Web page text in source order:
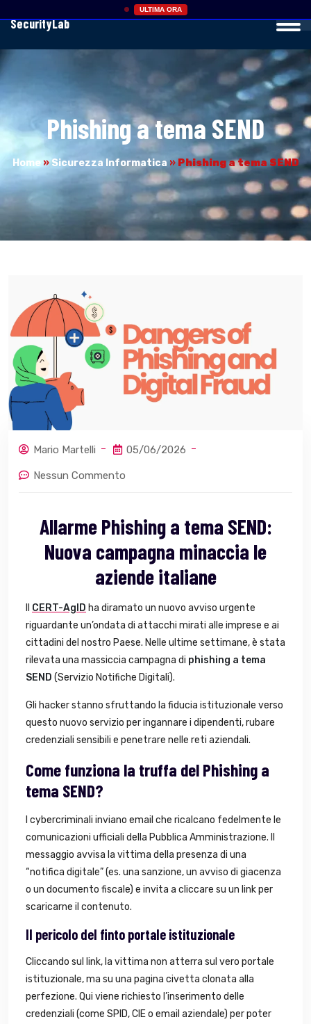
ULTIMA ORA
SecurityLab
Phishing a tema SEND
Home» Sicurezza Informatica » Phishing a tema SEND
Mario Martelli 05/06/2026
Nessun Commento
Allarme Phishing a tema SEND:
Nuova campagna minaccia le
aziende italiane
CERT-AgID ha diramato un nuovo avviso urgente
riguardante un’ondata di attacchi mirati alle imprese e ai
cittadini del nostro Paese. Nelle ultime settimane, è stata
rilevata una massiccia campagna di phishing a tema
SEND (Servizio Notifiche Digitali).
Gli hacker stanno sfruttando la fiducia istituzionale verso
questo nuovo servizio per ingannare i dipendenti, rubare
credenziali sensibili e penetrare nelle reti aziendali.
Come funziona la truffa del Phishing a
tema SEND?
I cybercriminali inviano email che ricalcano fedelmente le
comunicazioni ufficiali della Pubblica Amministrazione. Il
messaggio avvisa la vittima della presenza di una
“notifica digitale” (es. una sanzione, un avviso di giacenza
o un documento fiscale) e invita a cliccare su un link per
scaricarne il contenuto.
Il pericolo del finto portale istituzionale
Cliccando sul link, la vittima non atterra sul vero portale
istituzionale, ma su una pagina civetta clonata alla
perfezione. Qui viene richiesto l’inserimento delle
credenziali (come SPID, CIE o email aziendale) per poter